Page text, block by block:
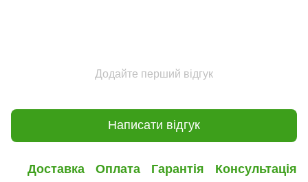
Додайте перший відгук
Написати відгук
Доставка Оплата Гарантія Консультація